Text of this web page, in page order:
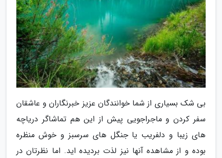
بی شک بسیاری از شما خوانندگان عزیز خبرنگاران و عاشقان
سفر کردن و ماجراجویی پیش از این هم تماشاگر دریاچه
های زیبا و دلفریب یا جنگل های سرسبز و خوش منظره
بوده و از مشاهده آنها نیز لذت بردیده اید. اما نظرتان در